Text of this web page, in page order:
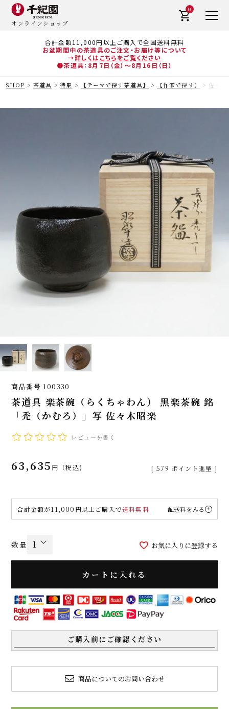
合計金額11,000円以上ご購入で全国送料無料
お盆期間中の茶道具のご注文・お届け等について
→詳しくはこちらをご覧ください
●茶道具：8月7日（金）～8月16日（日）
オンラインショップ
0
SHOP 茶道具 特集 【テーマで探す茶道具】 【作家で探す】 佐々
商品番号 100330
茶道具 楽茶碗（らくちゃわん） 黒楽茶碗 銘
「禿（かむろ）」写 佐々木昭楽
レビューを書く
63,635 税込 [ 579 ポイント進呈 ]
合計金額が11,000円以上ご購入で送料無料 配送料をみる
お気に入りに登録する
カートに入れる
ご購入前にご確認ください
商品についてのお問い合わせ